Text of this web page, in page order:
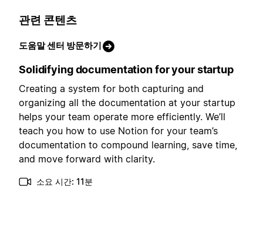
관련 콘텐츠
도움말 센터 방문하기
Solidifying documentation for your startup
Creating a system for both capturing and
organizing all the documentation at your startup
helps your team operate more efficiently. We’ll
teach you how to use Notion for your team’s
documentation to compound learning, save time,
and move forward with clarity.
소요 시간: 11분